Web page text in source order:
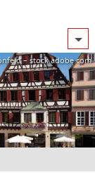
– stock.adobe.com